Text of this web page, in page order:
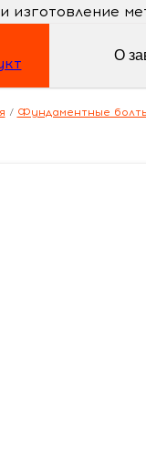
изготовление
О
/ Фундаментные